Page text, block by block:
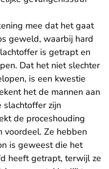
mee dat het gaat
geweld, waarbij hard
is getrapt en
Dat het niet slechter
is een kwestie
het de mannen aan
zijn
de proceshouding
voordeel. Ze hebben
is geweest die het
heeft getrapt, terwijl ze